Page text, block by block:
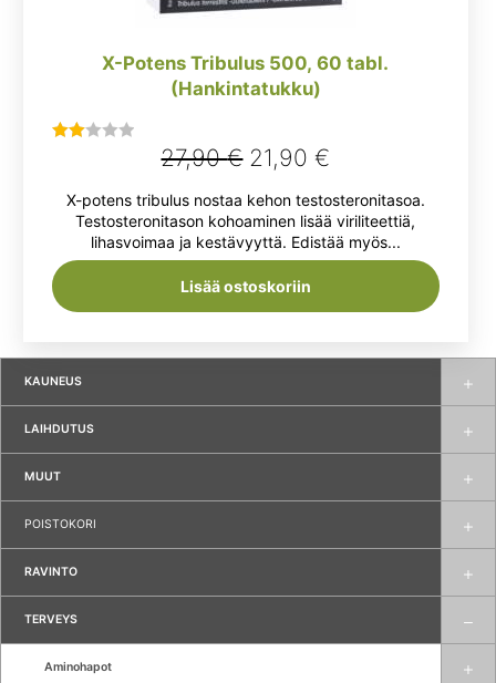
KAUNEUS
LAIHDUTUS
MUUT
POISTOKORI
RAVINTO
TERVEYS
Aminohapot
X-Potens Tribulus 500, 60 tabl.
(Hankintatukku)
2.00
27,90€ Alkuperäinen
hinta
oli:
27,90 €.
21,90€
hinta
on:
21,90 €.
X-potens tribulus nostaa kehon testosteronitasoa.
Testosteronitason kohoaminen lisää viriliteettiä,
lihasvoimaa ja kestävyyttä. Edistää myös...
Lisää ostoskoriin